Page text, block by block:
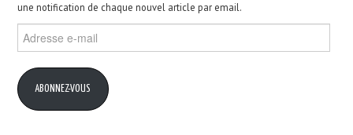
une notification de chaque nouvel article par email.
Adresse
e-
ABONNEZ-VOUS